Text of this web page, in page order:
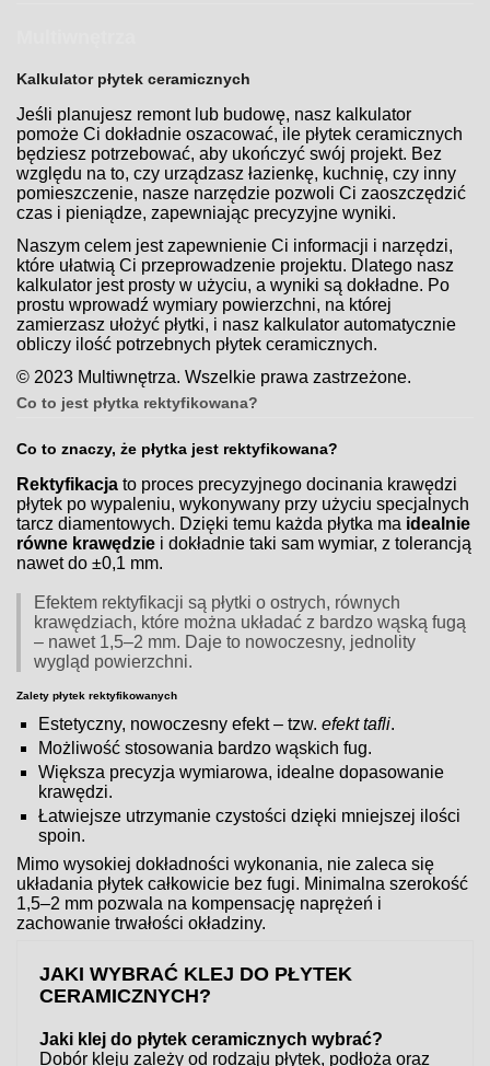
Kalkulator płytek ceramicznych
Jeśli planujesz remont lub budowę, nasz kalkulator
pomoże Ci dokładnie oszacować, ile płytek ceramicznych
będziesz potrzebować, aby ukończyć swój projekt. Bez
względu na to, czy urządzasz łazienkę, kuchnię, czy inny
pomieszczenie, nasze narzędzie pozwoli Ci zaoszczędzić
czas i pieniądze, zapewniając precyzyjne wyniki.
Naszym celem jest zapewnienie Ci informacji i narzędzi,
które ułatwią Ci przeprowadzenie projektu. Dlatego nasz
kalkulator jest prosty w użyciu, a wyniki są dokładne. Po
prostu wprowadź wymiary powierzchni, na której
zamierzasz ułożyć płytki, i nasz kalkulator automatycznie
obliczy ilość potrzebnych płytek ceramicznych.
© 2023 Multiwnętrza. Wszelkie prawa zastrzeżone.
Co to jest płytka rektyfikowana?
Co to znaczy, że płytka jest rektyfikowana?
Rektyfikacja to proces precyzyjnego docinania krawędzi
płytek po wypaleniu, wykonywany przy użyciu specjalnych
tarcz diamentowych. Dzięki temu każda płytka ma idealnie
równe krawędzie i dokładnie taki sam wymiar, z tolerancją
nawet do ±0,1 mm.
Efektem rektyfikacji są płytki o ostrych, równych
krawędziach, które można układać z bardzo wąską fugą
– nawet 1,5–2 mm. Daje to nowoczesny, jednolity
wygląd powierzchni.
Zalety płytek rektyfikowanych
Estetyczny, nowoczesny efekt – tzw.efekt tafli.
Możliwość stosowania bardzo wąskich fug.
Większa precyzja wymiarowa, idealne dopasowanie
krawędzi.
Łatwiejsze utrzymanie czystości dzięki mniejszej ilości
spoin.
Mimo wysokiej dokładności wykonania, nie zaleca się
układania płytek całkowicie bez fugi. Minimalna szerokość
1,5–2 mm pozwala na kompensację naprężeń i
zachowanie trwałości okładziny.
JAKI WYBRAĆ KLEJ DO PŁYTEK
CERAMICZNYCH?
Jaki klej do płytek ceramicznych wybrać?
Dobór kleju zależy od rodzaju płytek, podłoża oraz